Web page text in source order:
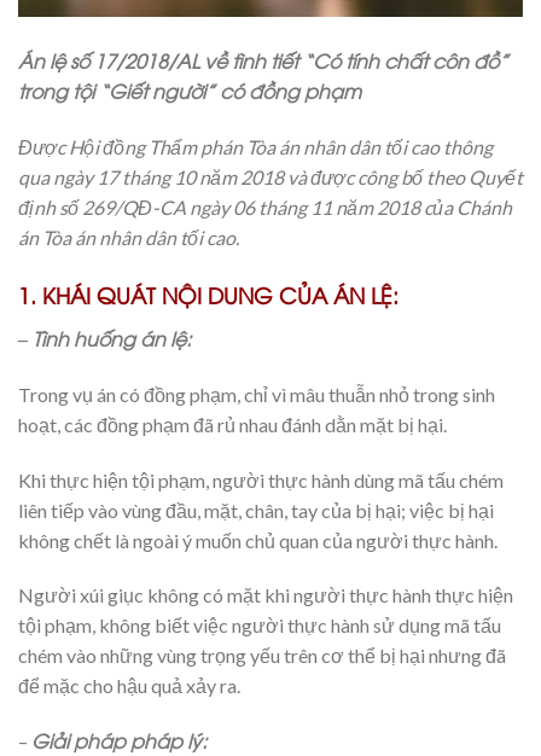
Án lệ số 17/2018/AL về tình tiết “Có tính chất côn đồ”
trong tội “Giết người” có đồng phạm
Được Hội đồng Thẩm phán Tòa án nhân dân tối cao thông
qua ngày 17 tháng 10 năm 2018 và được công bố theo Quyết
định số 269/QĐ-CA ngày 06 tháng 11 năm 2018 của Chánh
án Tòa án nhân dân tối cao.
1. KHÁI QUÁT NỘI DUNG CỦA ÁN LỆ:
– Tình huống án lệ:
Trong vụ án có đồng phạm, chỉ vì mâu thuẫn nhỏ trong sinh
hoạt, các đồng phạm đã rủ nhau đánh dằn mặt bị hại.
Khi thực hiện tội phạm, người thực hành dùng mã tấu chém
liên tiếp vào vùng đầu, mặt, chân, tay của bị hại; việc bị hại
không chết là ngoài ý muốn chủ quan của người thực hành.
Người xúi giục không có mặt khi người thực hành thực hiện
tội phạm, không biết việc người thực hành sử dụng mã tấu
chém vào những vùng trọng yếu trên cơ thể bị hại nhưng đã
để mặc cho hậu quả xảy ra.
– Giải pháp pháp lý: